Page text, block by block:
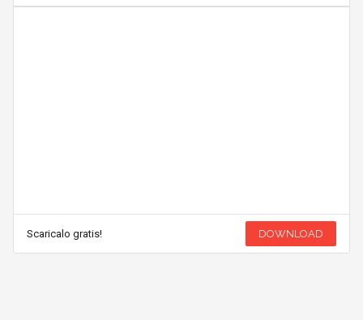
Scaricalo gratis! DOWNLOAD